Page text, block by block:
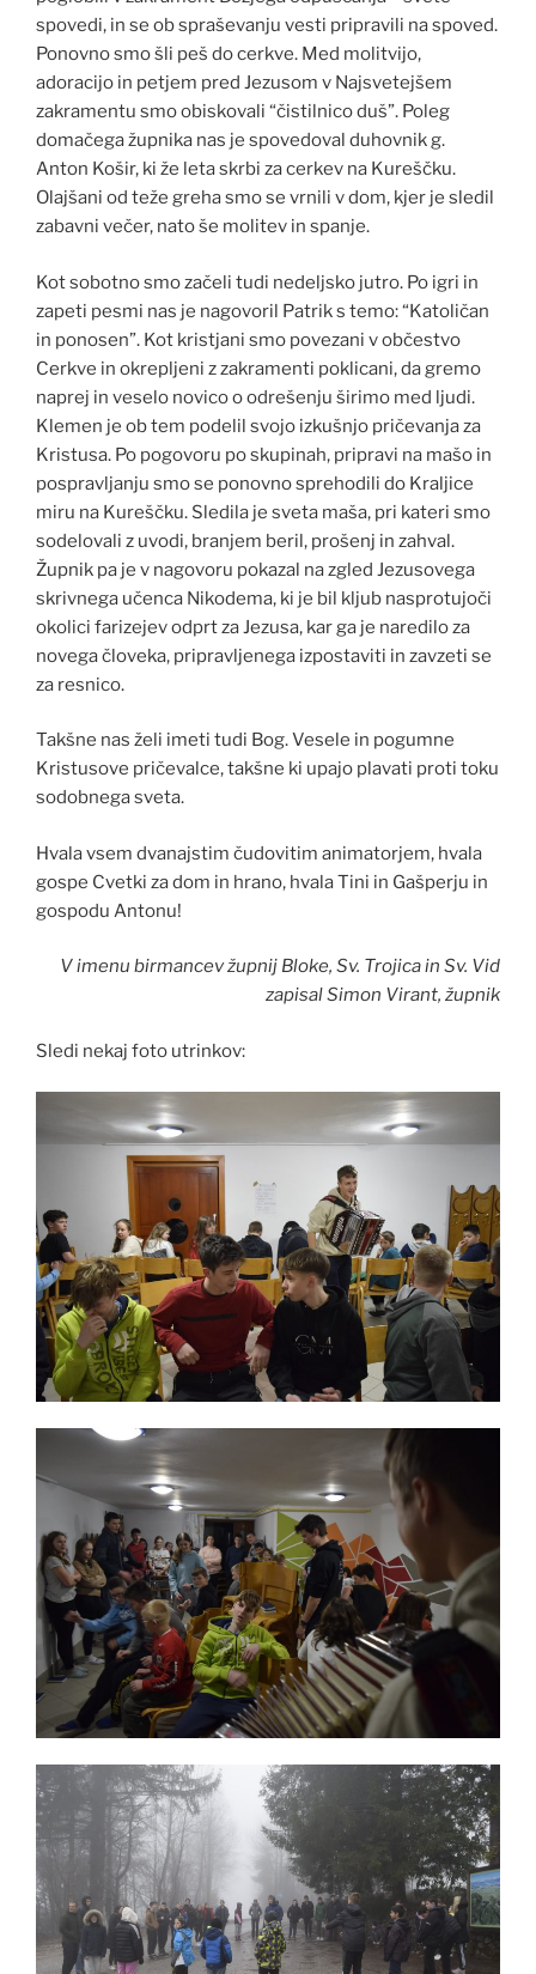
spovedi, in se ob spraševanju vesti pripravili na spoved.
Ponovno smo šli peš do cerkve. Med molitvijo,
adoracijo in petjem pred Jezusom v Najsvetejšem
zakramentu smo obiskovali “čistilnico duš”. Poleg
domačega župnika nas je spovedoval duhovnik g.
Anton Košir, ki že leta skrbi za cerkev na Kureščku.
Olajšani od teže greha smo se vrnili v dom, kjer je sledil
zabavni večer, nato še molitev in spanje.
Kot sobotno smo začeli tudi nedeljsko jutro. Po igri in
zapeti pesmi nas je nagovoril Patrik s temo: “Katoličan
in ponosen”. Kot kristjani smo povezani v občestvo
Cerkve in okrepljeni z zakramenti poklicani, da gremo
naprej in veselo novico o odrešenju širimo med ljudi.
Klemen je ob tem podelil svojo izkušnjo pričevanja za
Kristusa. Po pogovoru po skupinah, pripravi na mašo in
pospravljanju smo se ponovno sprehodili do Kraljice
miru na Kureščku. Sledila je sveta maša, pri kateri smo
sodelovali z uvodi, branjem beril, prošenj in zahval.
Župnik pa je v nagovoru pokazal na zgled Jezusovega
skrivnega učenca Nikodema, ki je bil kljub nasprotujoči
okolici farizejev odprt za Jezusa, kar ga je naredilo za
novega človeka, pripravljenega izpostaviti in zavzeti se
za resnico.
Takšne nas želi imeti tudi Bog. Vesele in pogumne
Kristusove pričevalce, takšne ki upajo plavati proti toku
sodobnega sveta.
Hvala vsem dvanajstim čudovitim animatorjem, hvala
gospe Cvetki za dom in hrano, hvala Tini in Gašperju in
gospodu Antonu!
V imenu birmancev župnij Bloke, Sv. Trojica in Sv. Vid
zapisal Simon Virant, župnik
Sledi nekaj foto utrinkov: